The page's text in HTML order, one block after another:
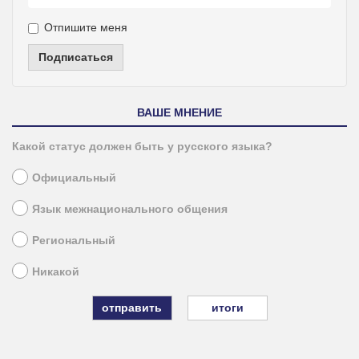
Отпишите меня
Подписаться
ВАШЕ МНЕНИЕ
Какой статус должен быть у русского языка?
Официальный
Язык межнационального общения
Региональный
Никакой
итоги